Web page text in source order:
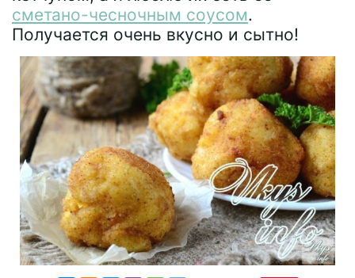
сметано-чесночным соусом.
Получается очень вкусно и сытно!